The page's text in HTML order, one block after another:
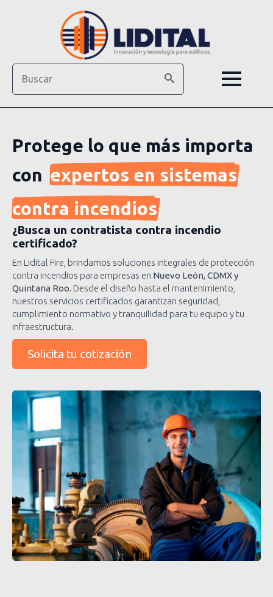
Protege lo que más importa
con expertos en sistemas
contra incendios
¿Busca un contratista contra incendio
certificado?
En Lidital Fire, brindamos soluciones integrales de protección
contra incendios para empresas en Nuevo León, CDMX y
Quintana Roo. Desde el diseño hasta el mantenimiento,
nuestros servicios certificados garantizan seguridad,
cumplimiento normativo y tranquilidad para tu equipo y tu
infraestructura.
Solicita tu cotización